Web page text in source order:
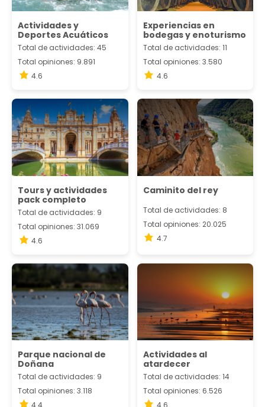
Actividades y
Deportes Acuáticos
Total de actividades: 45
Total opiniones: 9.891
4.6
Experiencias en
bodegas y enoturismo
Total de actividades: 11
Total opiniones: 3.580
4.6
Tours y actividades
pack completo
Total de actividades: 9
Total opiniones: 31.069
4.6
Caminito del rey
Total de actividades: 8
Total opiniones: 20.025
4.7
Parque nacional de
Doñana
Total de actividades: 9
Total opiniones: 3.118
4.4
Actividades al
atardecer
Total de actividades: 14
Total opiniones: 6.526
4.6